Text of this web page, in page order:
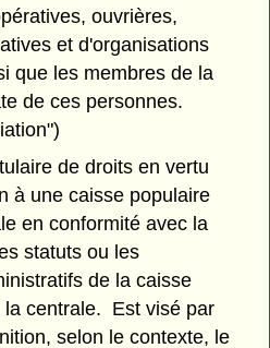
ouvrières,
et d'organisations
que les membres de la
de ces personnes.
de droits en vertu
à une caisse populaire
en conformité avec la
statuts ou les
de la caisse
la centrale. Est visé par
selon le contexte, le